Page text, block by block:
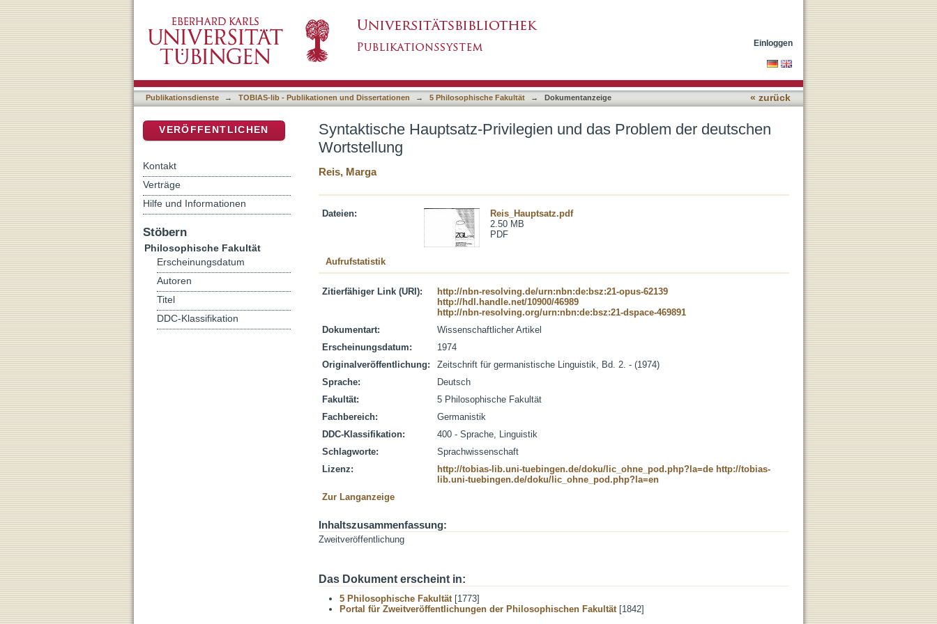
Einloggen
Publikationsdienste → TOBIAS-lib - Publikationen und Dissertationen → 5 Philosophische Fakultät → Dokumentanzeige « zurück
Syntaktische Hauptsatz-Privilegien und das Problem der deutschen
Wortstellung
Reis, Marga
Dateien:
Reis_Hauptsatz.pdf
2.50 MB
PDF
Aufrufstatistik
Zitierfähiger Link (URI):
http://nbn-resolving.de/urn:nbn:de:bsz:21-opus-62139
http://hdl.handle.net/10900/46989
http://nbn-resolving.org/urn:nbn:de:bsz:21-dspace-469891
Dokumentart:
Wissenschaftlicher Artikel
Erscheinungsdatum:
1974
Originalveröffentlichung:
Zeitschrift für germanistische Linguistik, Bd. 2. - (1974)
Sprache:
Deutsch
Fakultät:
5 Philosophische Fakultät
Fachbereich:
Germanistik
DDC-Klassifikation:
400 - Sprache, Linguistik
Schlagworte:
Sprachwissenschaft
Lizenz:
http://tobias-lib.uni-tuebingen.de/doku/lic_ohne_pod.php?la=de http://tobias-
lib.uni-tuebingen.de/doku/lic_ohne_pod.php?la=en
Zur Langanzeige
Inhaltszusammenfassung:
Zweitveröffentlichung
Das Dokument erscheint in:
5 Philosophische Fakultät[1773]
Portal für Zweitveröffentlichungen der Philosophischen Fakultät[1842]
VERÖFFENTLICHEN
Kontakt
Verträge
Hilfe und Informationen
Stöbern
Philosophische Fakultät
Erscheinungsdatum
Autoren
Titel
DDC-Klassifikation